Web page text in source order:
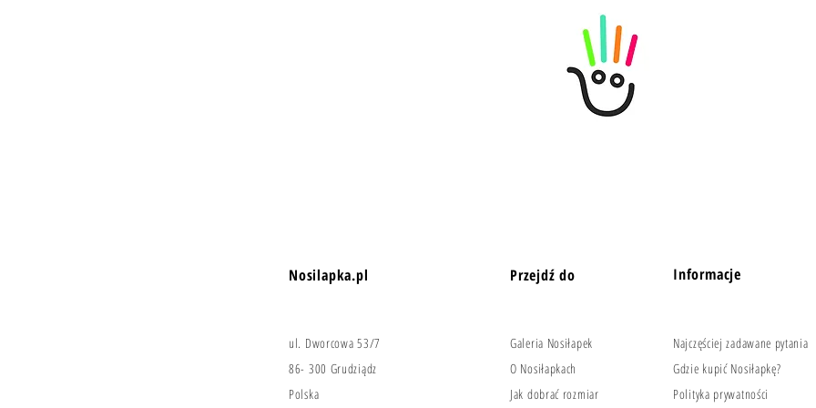
Nosilapka.pl
ul. Dworcowa 53/7
86- 300 Grudziądz
Polska
Przejdź do Informacje
Galeria Nosiłapek
O Nosiłapkach
Jak dobrać rozmiar
Najczęściej zadawane pytania
Gdzie kupić Nosiłapkę?
Polityka prywatności